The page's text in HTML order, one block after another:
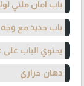
باب امان ملتي
باب حديد مع وجه
يحتوي الباب على
دهان حراري